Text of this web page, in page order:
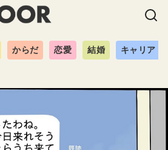
からだ 恋愛 結婚 キャリア